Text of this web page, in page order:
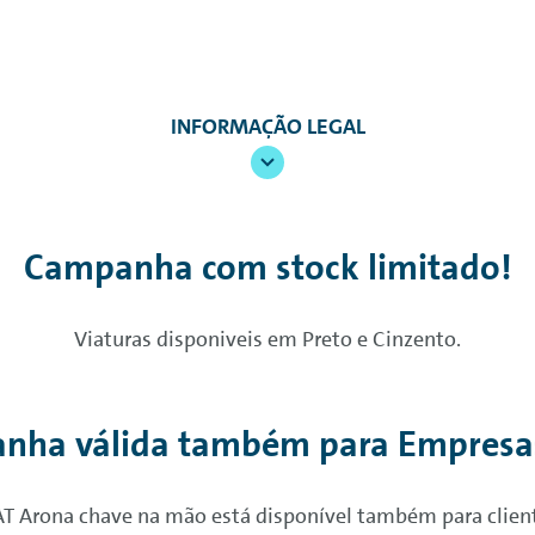
INFORMAÇÃO LEGAL
para SEAT Arona 1.0 TSI Style 95 cv. Sem
franquia. Serviço de seguros fornecido pelas
não contratual. Campanha limitada ao stock
Campanha com stock limitado!
Viaturas disponiveis em Preto e Cinzento.
válida também para
Arona chave na mão está disponível também para